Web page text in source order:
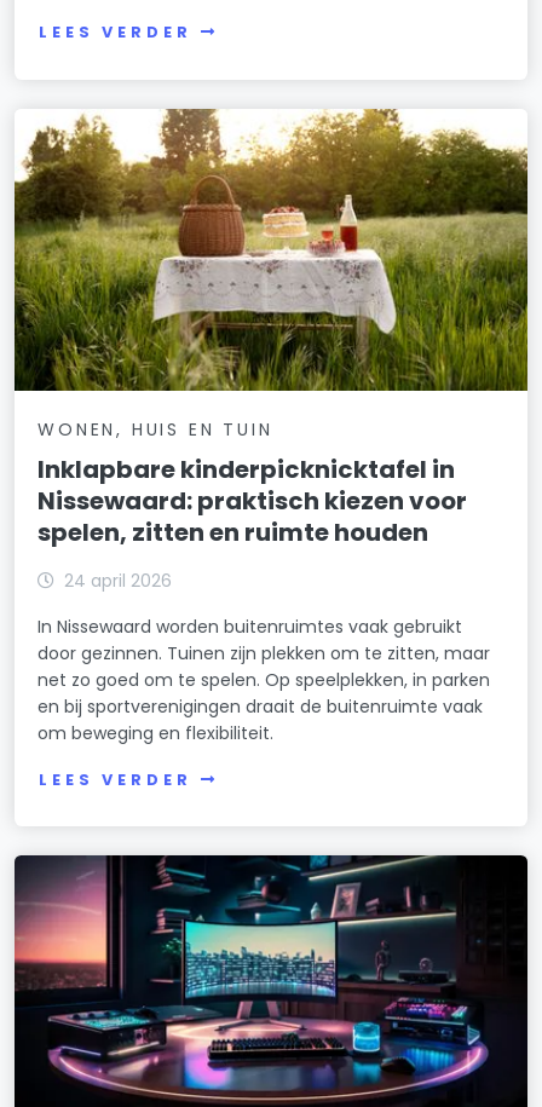
LEES VERDER
WONEN, HUIS EN TUIN
Inklapbare kinderpicknicktafel in
Nissewaard: praktisch kiezen voor
spelen, zitten en ruimte houden
24 april 2026
In Nissewaard worden buitenruimtes vaak gebruikt
door gezinnen. Tuinen zijn plekken om te zitten, maar
net zo goed om te spelen. Op speelplekken, in parken
en bij sportverenigingen draait de buitenruimte vaak
om beweging en flexibiliteit.
LEES VERDER